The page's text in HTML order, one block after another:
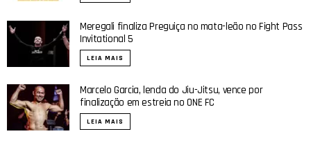
Meregali finaliza Preguiça no mata-leão no Fight Pass
Invitational 5
LEIA MAIS
Marcelo Garcia, lenda do Jiu-Jitsu, vence por
finalização em estreia no ONE FC
LEIA MAIS